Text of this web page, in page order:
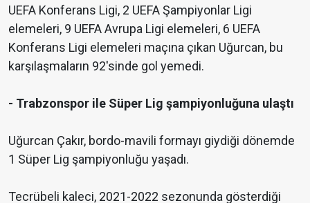
UEFA Konferans Ligi, 2 UEFA Şampiyonlar Ligi
elemeleri, 9 UEFA Avrupa Ligi elemeleri, 6 UEFA
Konferans Ligi elemeleri maçına çıkan Uğurcan, bu
karşılaşmaların 92'sinde gol yemedi.
- Trabzonspor ile Süper Lig şampiyonluğuna ulaştı
Uğurcan Çakır, bordo-mavili formayı giydiği dönemde
1 Süper Lig şampiyonluğu yaşadı.
Tecrübeli kaleci, 2021-2022 sezonunda gösterdiği